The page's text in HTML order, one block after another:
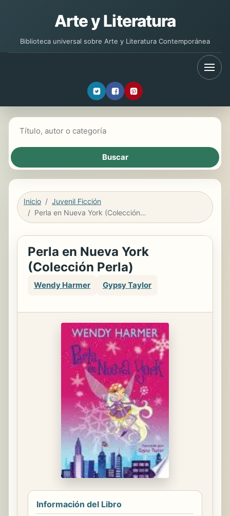
Arte y Literatura
Biblioteca universal sobre Arte y Literatura Contemporánea
Inicio
Juvenil Ficción
Perla en Nueva York (Colección Perla)
Perla en Nueva York
(Colección Perla)
Wendy Harmer Gypsy Taylor
Información del Libro